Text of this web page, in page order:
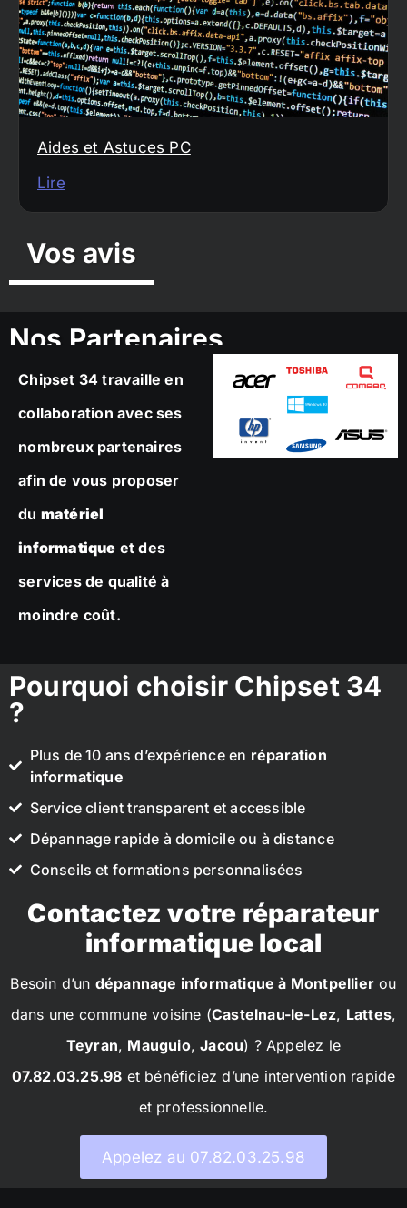
Aides et Astuces PC
Lire
Vos avis
Nos Partenaires
Chipset 34 travaille en
collaboration avec ses
nombreux partenaires
afin de vous proposer
du matériel
informatique et des
services de qualité à
moindre coût.
Pourquoi choisir Chipset 34
?
Plus de 10 ans d’expérience en réparation
informatique
Service client transparent et accessible
Dépannage rapide à domicile ou à distance
Conseils et formations personnalisées
Contactez votre réparateur
informatique local
Besoin d’un dépannage informatique à Montpellier ou
dans une commune voisine (Castelnau-le-Lez, Lattes,
Teyran, Mauguio,Jacou) ? Appelez le
07.82.03.25.98 et bénéficiez d’une intervention rapide
et professionnelle.
Appelez au 07.82.03.25.98